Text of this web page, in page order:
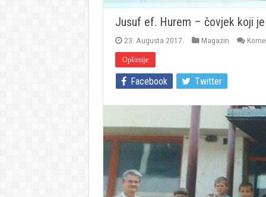
Jusuf ef. Hurem – čovjek koji
23. Augusta 2017. Magazin
Opširnije
Facebook Twitter